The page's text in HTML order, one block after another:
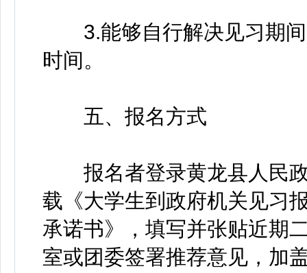
3.能够自行解决见习期间
时间。
五、报名方式
报名者登录黄龙县人民政
载《大学生到政府机关见习
承诺书》，填写并张贴近期
室或团委签署推荐意见，加